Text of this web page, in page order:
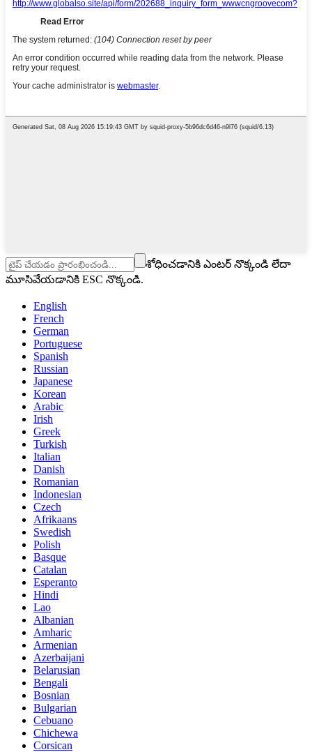
శోధించడానికి ఎంటర్ నొక్కండి లేదా
మూసివేయడానికి ESC నొక్కండి.
English
French
German
Portuguese
Spanish
Russian
Japanese
Korean
Arabic
Irish
Greek
Turkish
Italian
Danish
Romanian
Indonesian
Czech
Afrikaans
Swedish
Polish
Basque
Catalan
Esperanto
Hindi
Lao
Albanian
Amharic
Armenian
Azerbaijani
Belarusian
Bengali
Bosnian
Bulgarian
Cebuano
Chichewa
Corsican